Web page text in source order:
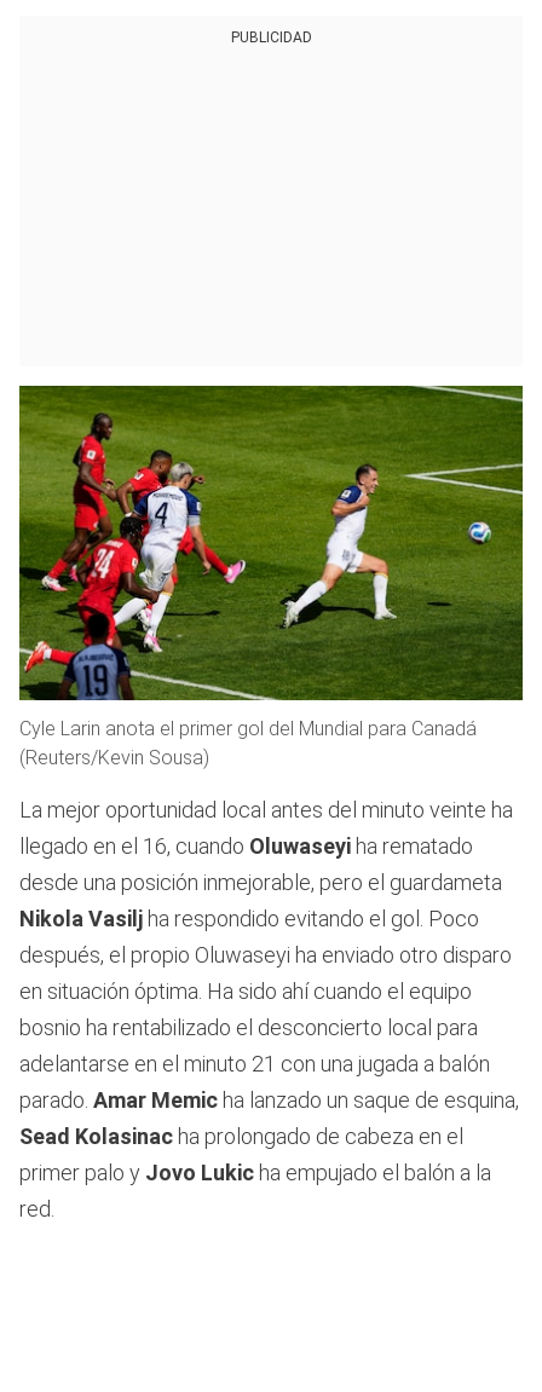
PUBLICIDAD
Cyle Larin anota el primer gol del Mundial para Canadá
(Reuters/Kevin Sousa)
La mejor oportunidad local antes del minuto veinte ha
llegado en el 16, cuando Oluwaseyi ha rematado
desde una posición inmejorable, pero el guardameta
Nikola Vasilj ha respondido evitando el gol. Poco
después, el propio Oluwaseyi ha enviado otro disparo
en situación óptima. Ha sido ahí cuando el equipo
bosnio ha rentabilizado el desconcierto local para
adelantarse en el minuto 21 con una jugada a balón
parado. Amar Memic ha lanzado un saque de esquina,
Sead Kolasinac ha prolongado de cabeza en el
primer palo y Jovo Lukic ha empujado el balón a la
red.